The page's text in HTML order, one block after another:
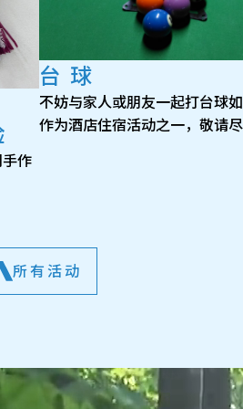
作
台球
不妨与家人或朋友一起打台球
作为酒店住宿活动之一，敬请
所有活动